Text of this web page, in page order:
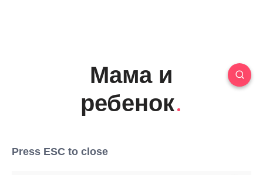
Мама и
ребенок
Press ESC to close